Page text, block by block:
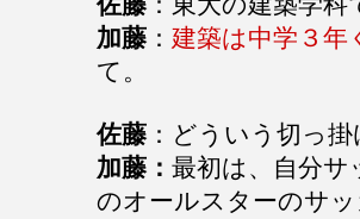
加藤 ： 建築は中学３
て。
佐藤 ：どういう切っ
加藤： 最初は、自分
のオールスターのサ